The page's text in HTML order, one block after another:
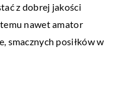
z dobrej jakości
nawet amator
smacznych posiłków w